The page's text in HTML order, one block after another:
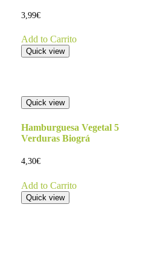
3,99€
Add to Carrito
Quick view
Quick view
Hamburguesa Vegetal 5
Verduras Biográ
4,30€
Add to Carrito
Quick view